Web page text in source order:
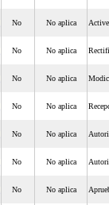
No No aplica
No No aplica
No No aplica
No No aplica
No No aplica
No No aplica
No No aplica